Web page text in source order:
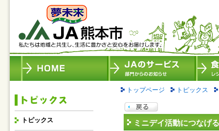
トピックス
トップページ トピックス
ミニデイ活動につなげ